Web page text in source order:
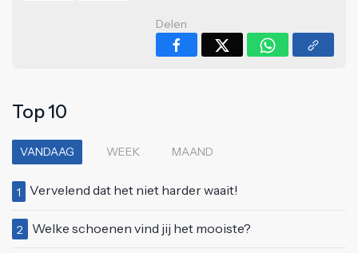
Delen
Top 10
VANDAAG WEEK MAAND
1 Vervelend dat het niet harder waait!
2 Welke schoenen vind jij het mooiste?